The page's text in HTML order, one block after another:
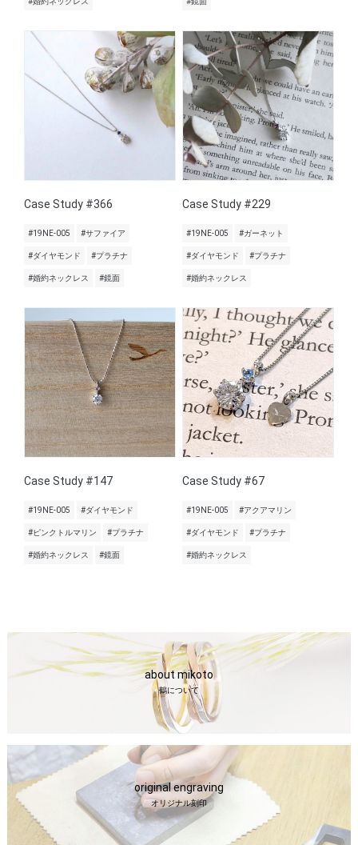
Case Study #366
#19NE-005 #サファイア
#ダイヤモンド #プラチナ
#婚約ネックレス #鏡面
Case Study #229
#19NE-005 #ガーネット
#ダイヤモンド #プラチナ
#婚約ネックレス
Case Study #147
#19NE-005 #ダイヤモンド
#ピンクトルマリン #プラチナ
#婚約ネックレス #鏡面
Case Study #67
#19NE-005 #アクアマリン
#ダイヤモンド #プラチナ
#婚約ネックレス
about mikoto
鶴について
original engraving
オリジナル刻印